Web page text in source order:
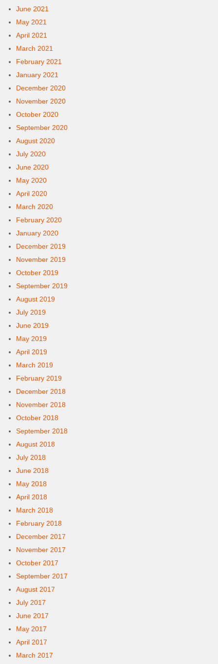
June 2021
May 2021
April 2021
March 2021
February 2021
January 2021
December 2020
November 2020
October 2020
September 2020
August 2020
July 2020
June 2020
May 2020
April 2020
March 2020
February 2020
January 2020
December 2019
November 2019
October 2019
September 2019
August 2019
July 2019
June 2019
May 2019
April 2019
March 2019
February 2019
December 2018
November 2018
October 2018
September 2018
August 2018
July 2018
June 2018
May 2018
April 2018
March 2018
February 2018
December 2017
November 2017
October 2017
September 2017
August 2017
July 2017
June 2017
May 2017
April 2017
March 2017